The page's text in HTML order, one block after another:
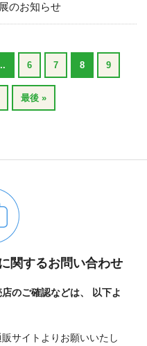
のお知らせ
6 7 8 9
最後 »
関するお問い合わせ
のご確認などは、
以下よ
サイトよりお願いいたし